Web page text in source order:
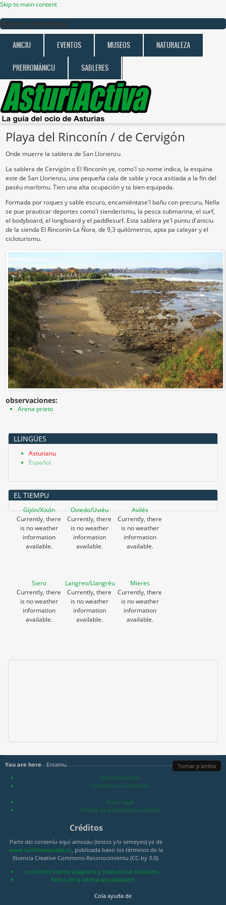
Skip to main content
Menú principal
ANICIU EVENTOS MUSEOS NATURALEZA
PRERROMÁNICU SABLERES
Playa del Rinconín / de Cervigón
Onde muerre la sablera de San Llorienzu
La sablera de Cervigón o El Rinconín ye, como'l so nome indica, la esquina
este de San Llorienzu, una pequeña cala de sable y roca asitiada a la fin del
paséu marítimu. Tien una alta ocupación y ta bien equipada.
Formada por roques y sable escuro, encamiéntase'l bañu con precuru. Nella
se pue prauticar deportes como'l sienderismu, la pesca submarina, el surf,
el bodyboard, el longboard y el paddlesurf. Esta sablera ye'l puntu d'aniciu
de la sienda El Rinconín-La Ñora, de 9,3 quilómetros, apta pa caleyar y el
cicloturismu.
observaciones:
Arena prieto
LLINGÜES
Asturianu
Español
EL TIEMPU
Gijón/Xixón
Currently, there
is no weather
information
available.
Oviedo/Uviéu
Currently, there
is no weather
information
available.
Avilés
Currently, there
is no weather
information
available.
Siero
Currently, there
is no weather
information
available.
Langreo/Llangréu
Currently, there
is no weather
information
available.
Mieres
Currently, there
is no weather
information
available.
You are here Entamu
Tornar p'arriba
Quienes somos
Contacta con nosotros
Aviso legal
Política de privacidad y cookies
Créditos
Parte del conteníu equí amosáu (testos y/o semeyes) ye de
www.turismoasturias.es , publicada baxo los términos de la
llicencia Creative Commons-Reconocimientu (CC-by 3.0).
Los testos fueron adaptaos y traducios al asturianu.
Fecha de la última actualización:
Cola ayuda de